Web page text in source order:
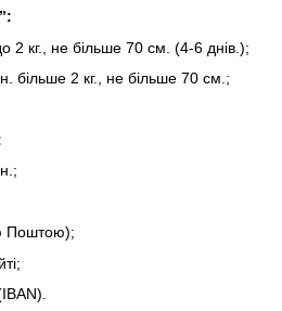
2 кг., не більше 70 см. (4-6 днів.);
більше 2 кг., не більше 70 см.;
Поштою);